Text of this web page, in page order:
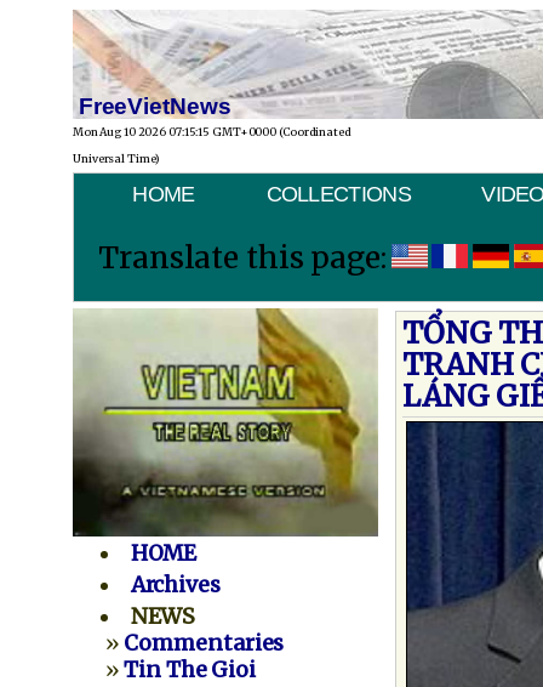
FreeVietNews
Mon Aug 10 2026 07:15:15 GMT+0000 (Coordinated
Universal Time)
HOME COLLECTIONS
Translate this page:
HOME
Archives
NEWS
» Commentaries
»Tin The Gioi
TỔNG
TRANH
LÁNG